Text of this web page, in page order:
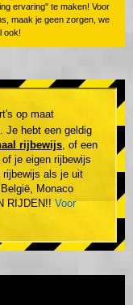
ervaring" te maken! Voor
maak je geen zorgen, we
ook!
op maat
Je hebt een geldig
rijbewijs, of een
je eigen rijbewijs
als je uit
Monaco
RIJDEN!! Voor